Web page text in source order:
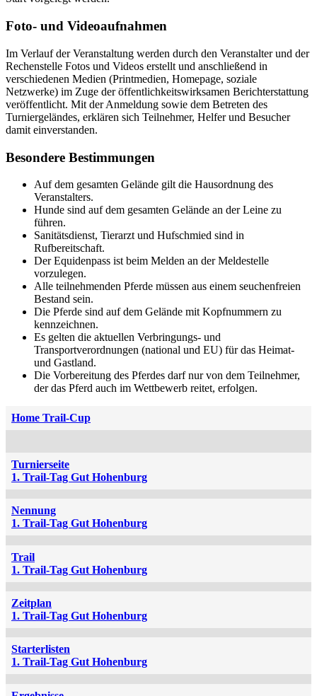
Foto- und Videoaufnahmen
Im Verlauf der Veranstaltung werden durch den Veranstalter und der
Rechenstelle Fotos und Videos erstellt und anschließend in
verschiedenen Medien (Printmedien, Homepage, soziale
Netzwerke) im Zuge der öffentlichkeitswirksamen Berichterstattung
veröffentlicht. Mit der Anmeldung sowie dem Betreten des
Turniergeländes, erklären sich Teilnehmer, Helfer und Besucher
damit einverstanden.
Besondere Bestimmungen
Auf dem gesamten Gelände gilt die Hausordnung des
Veranstalters.
Hunde sind auf dem gesamten Gelände an der Leine zu
führen.
Sanitätsdienst, Tierarzt und Hufschmied sind in
Rufbereitschaft.
Der Equidenpass ist beim Melden an der Meldestelle
vorzulegen.
Alle teilnehmenden Pferde müssen aus einem seuchenfreien
Bestand sein.
Die Pferde sind auf dem Gelände mit Kopfnummern zu
kennzeichnen.
Es gelten die aktuellen Verbringungs- und
Transportverordnungen (national und EU) für das Heimat-
und Gastland.
Die Vorbereitung des Pferdes darf nur von dem Teilnehmer,
der das Pferd auch im Wettbewerb reitet, erfolgen.
Home Trail-Cup
Turnierseite
1. Trail-Tag Gut Hohenburg
Nennung
1. Trail-Tag Gut Hohenburg
Trail
1. Trail-Tag Gut Hohenburg
Zeitplan
1. Trail-Tag Gut Hohenburg
Starterlisten
1. Trail-Tag Gut Hohenburg